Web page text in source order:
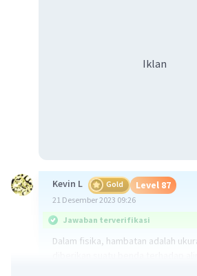
Iklan
Kevin L Gold Level 87
21 Desember 2023 09:26
Jawaban terverifikasi
Dalam fisika, hambatan adalah